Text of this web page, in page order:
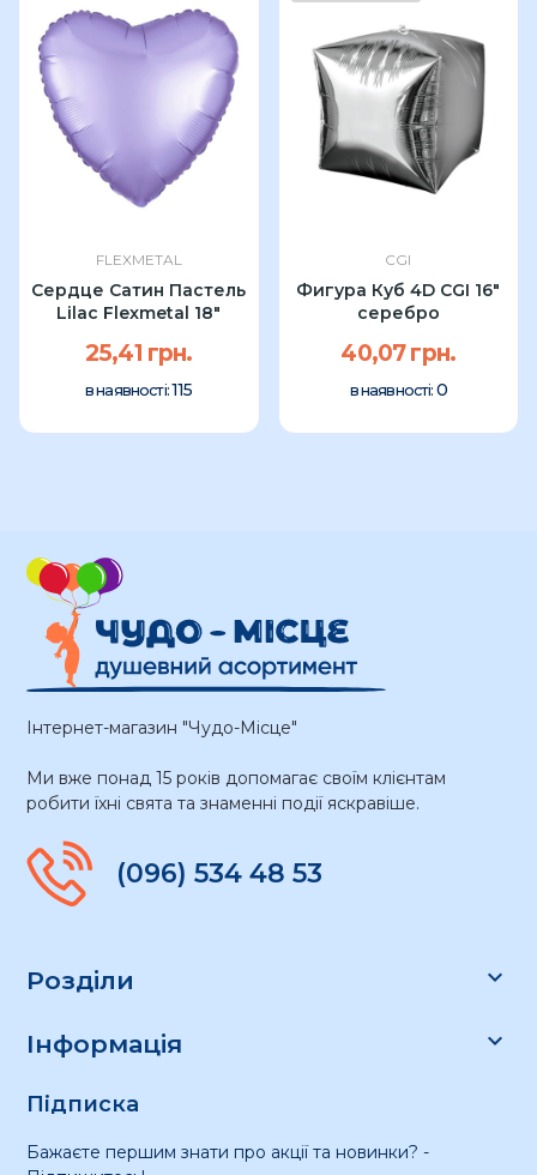
FLEXMETAL
Сердце Сатин Пастель
Lilac Flexmetal 18"
25,41 грн.
в наявності:115
CGI
Фигура Куб 4D CGI 16"
серебро
40,07 грн.
в наявності: 0
Інтернет-магазин "Чудо-Місце"
Ми вже понад 15 років допомагає своїм клієнтам
робити їхні свята та знаменні події яскравіше.
(096) 534 48 53
Розділи 
Інформація 
Підписка
Бажаєте першим знати про акції та новинки? -